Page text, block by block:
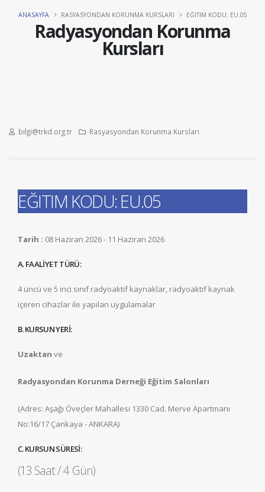
Radyasyondan Korunma
Kursları
ANASAYFA RASYASYONDAN KORUNMA KURSLARI EĞITIM KODU: EU.05
bilgi@trkd.org.tr Rasyasyondan Korunma Kursları
EĞITIM KODU: EU.05
Tarih : 08 Haziran 2026 - 11 Haziran 2026
A. FAALİYET TÜRÜ:
4 üncü ve 5 inci sınıf radyoaktif kaynaklar, radyoaktif kaynak
içeren cihazlar ile yapılan uygulamalar
B. KURSUN YERİ:
Uzaktan ve
Radyasyondan Korunma Derneği Eğitim Salonları
(Adres: Aşağı Öveçler Mahallesi 1330 Cad. Merve Apartmanı
No:16/17 Çankaya - ANKARA)
C. KURSUN SÜRESİ:
(13 Saat / 4 Gün)